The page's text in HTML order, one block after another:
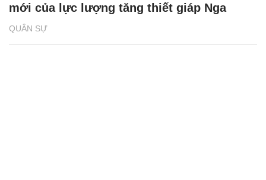
QUÂN SỰ
mới của lực lượng tăng thiết giáp Nga